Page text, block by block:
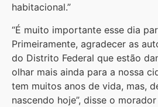
habitacional.”
“É muito importante esse dia
Primeiramente, agradecer as
do Distrito Federal que estão
olhar mais ainda para a nossa
tem muitos anos de vida, mas,
nascendo hoje”, disse o